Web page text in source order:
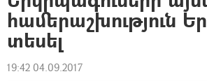
համերաշխություն
տեսել
19:42 04.09.2017